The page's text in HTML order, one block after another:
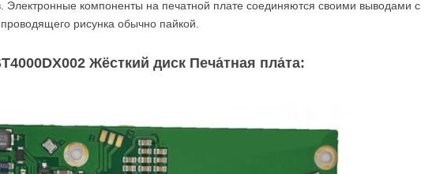
Электронные компоненты на печатной плате соединяются своими выводами с
рисунка обычно пайкой.
Жёсткий диск Печа́тная пла́та: